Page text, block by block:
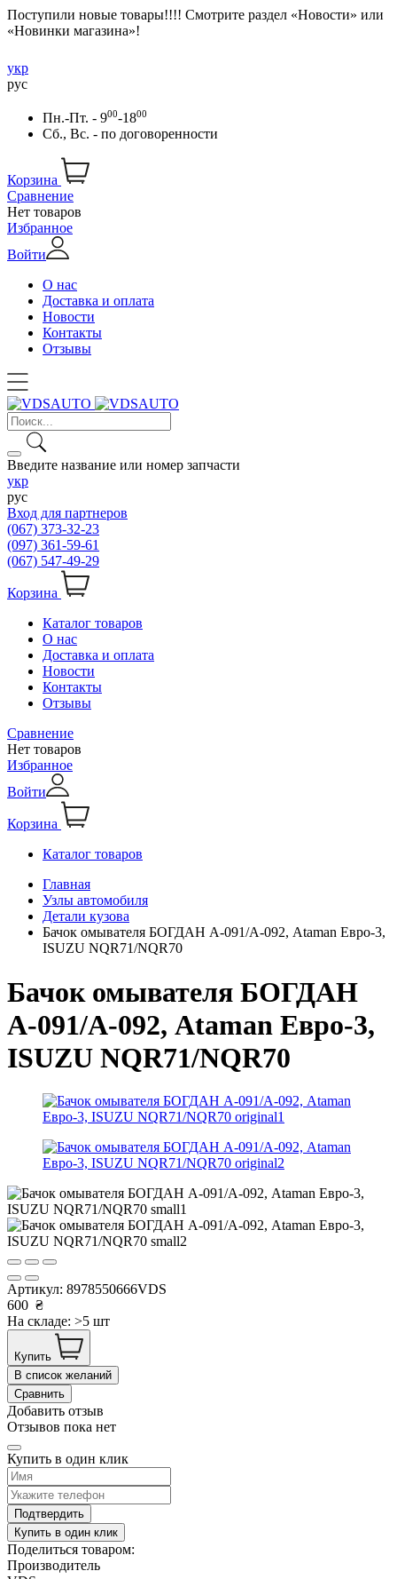
Поступили новые товары!!!! Смотрите раздел «Новости» или
«Новинки магазина»!
укр
рус
Пн.-Пт. - 900-1800
Сб., Вс. - по договоренности
Корзина
Сравнение
Нет товаров
Избранное
Войти
О нас
Доставка и оплата
Новости
Контакты
Отзывы
Введите название или номер запчасти
укр
рус
Вход для партнеров
(067) 373-32-23
(097) 361-59-61
(067) 547-49-29
Корзина
Каталог товаров
О нас
Доставка и оплата
Новости
Контакты
Отзывы
Сравнение
Нет товаров
Избранное
Войти
Корзина
Каталог товаров
Главная
Узлы автомобиля
Детали кузова
Бачок омывателя БОГДАН А-091/А-092, Ataman Евро-3,
ISUZU NQR71/NQR70
Бачок омывателя БОГДАН
А-091/А-092, Ataman Евро-3,
ISUZU NQR71/NQR70
Артикул: 8978550666VDS
600 ₴
На складе: >5 шт
Купить
В список желаний
Сравнить
Добавить отзыв
Отзывов пока нет
Купить в один клик
Подтвердить
Купить в один клик
Поделиться товаром:
Производитель